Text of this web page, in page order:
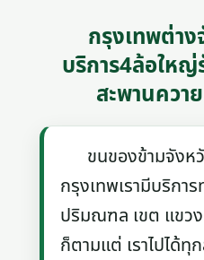
กรุงเทพต่าง
บริการ4ล้อให
สะพานควา
ขนของข้ามจังหวั
กรุงเทพเรามีบริกา
ปริมณฑล เขต แขวง
ก็ตามแต่ เราไปได้